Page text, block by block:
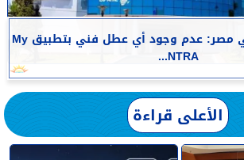
تنظيم الاتصالات في مصر: عدم وجود أي عطل فني بتطبيق My
NTRA...
الأعلى قراءة